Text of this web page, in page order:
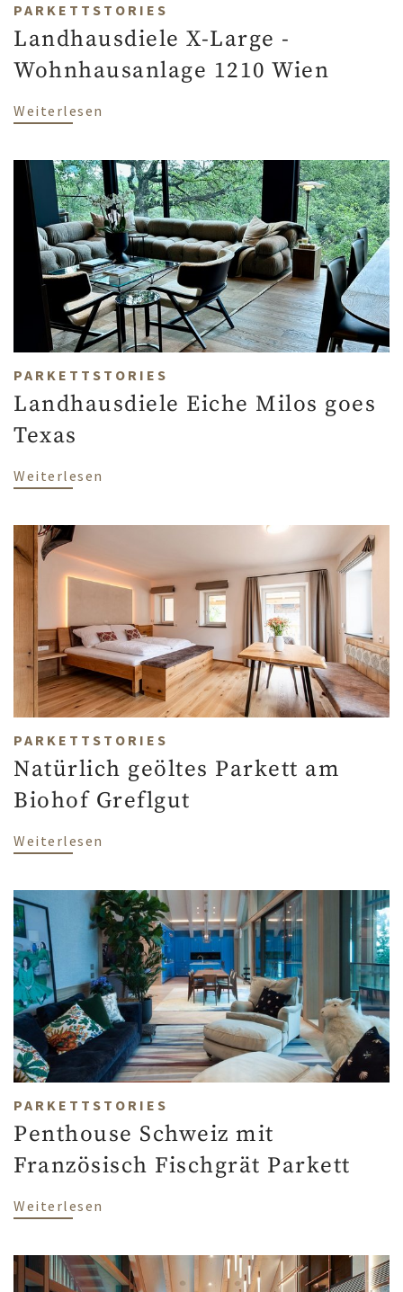
PARKETTSTORIES
Landhausdiele X-Large -
Wohnhausanlage 1210 Wien
Weiterlesen
PARKETTSTORIES
Landhausdiele Eiche Milos goes
Texas
Weiterlesen
PARKETTSTORIES
Natürlich geöltes Parkett am
Biohof Greflgut
Weiterlesen
PARKETTSTORIES
Penthouse Schweiz mit
Französisch Fischgrät Parkett
Weiterlesen